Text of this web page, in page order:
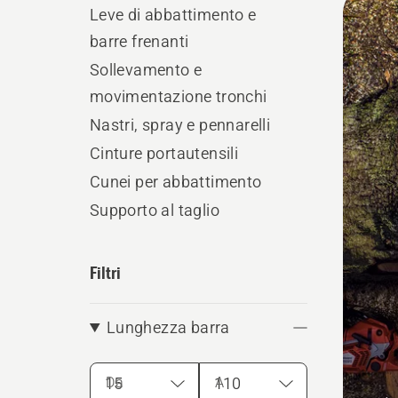
Leve di abbattimento e
barre frenanti
Sollevamento e
movimentazione tronchi
Nastri, spray e pennarelli
Cinture portautensili
Cunei per abbattimento
Supporto al taglio
Filtri
Lunghezza barra
Da A
i